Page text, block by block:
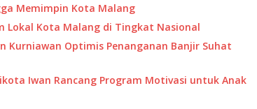
Memimpin Kota Malang
Lokal Kota Malang di Tingkat Nasional
Kurniawan Optimis Penanganan Banjir Suhat
Iwan Rancang Program Motivasi untuk Anak